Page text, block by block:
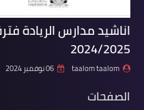
2024/2025
taalom taalom 06 نوفمبر 2024
الصفحات